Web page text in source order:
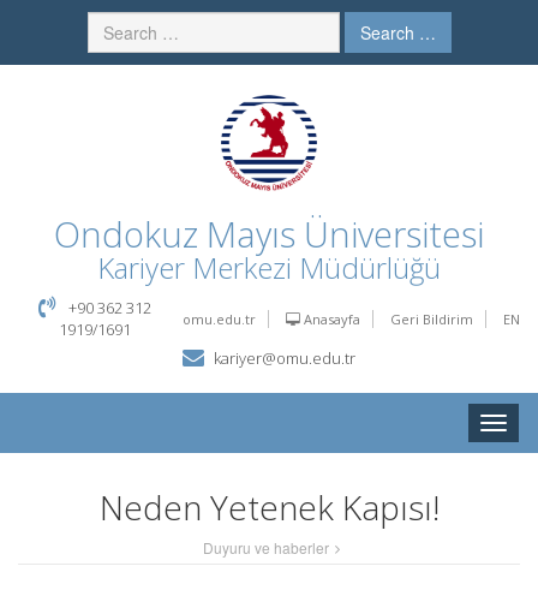
Search …
Ondokuz Mayıs Üniversitesi
Kariyer Merkezi Müdürlüğü
omu.edu.tr Anasayfa Geri Bildirim EN
+90 362 312
1919/1691
kariyer@omu.edu.tr
Toggle
Neden Yetenek Kapısı!
Duyuru ve haberler